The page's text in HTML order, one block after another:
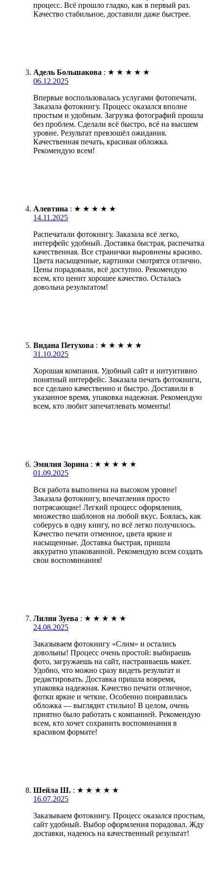
процесс. Всё прошло гладко, как в первый раз.
Качество стабильное, доставили даже быстрее.
Адель Большакова : ★ ★ ★ ★ ★
06.12.2025
Впервые воспользовалась услугами фотопечати.
Заказала фотокнигу. Процесс оказался вполне
простым и удобным. Загрузка фотографий прошла
без проблем. Сделали всё быстро, всё на высшем
уровне. Результат превзошёл ожидания.
Качественная печать, красивая обложка.
Рекомендую всем!
Алевтина : ★ ★ ★ ★ ★
14.11.2025
Распечатали фотокнигу. Заказала всё легко,
интерфейс удобный. Доставка быстрая, распечатка
качественная. Все странички выровнены красиво.
Цвета насыщенные, картинки смотрятся отлично.
Цены порадовали, всё доступно. Рекомендую
всем, кто ценит хорошее качество. Осталась
довольна результатом!
Видана Петухова : ★ ★ ★ ★ ★
31.10.2025
Хорошая компания. Удобный сайт и интуитивно
понятный интерфейс. Заказала печать фотокниги,
все сделано качественно и быстро. Доставили в
указанное время, упаковка надежная. Рекомендую
всем, кто любит запечатлевать моменты!
Эмилия Зорина : ★ ★ ★ ★ ★
01.09.2025
Вся работа выполнена на высоком уровне!
Заказала фотокнигу, впечатления просто
потрясающие! Легкий процесс оформления,
множество шаблонов на любой вкус. Боялась, как
соберусь в одну книгу, но всё легко получилось.
Качество печати отменное, цвета яркие и
насыщенные. Доставка быстрая, пришла
аккуратно упакованной. Рекомендую всем создать
свои воспоминания!
Лилия Зуева : ★ ★ ★ ★ ★
24.08.2025
Заказываем фотокнигу «Слим» и остались
довольны! Процесс очень простой: выбираешь
фото, загружаешь на сайт, настраиваешь макет.
Удобно, что можно сразу видеть результат и
редактировать. Доставка пришла вовремя,
упаковка надежная. Качество печати отличное,
фотки яркие и четкие. Особенно понравилась
обложка — выглядит стильно! В целом, очень
приятно было работать с компанией. Рекомендую
всем, кто хочет сохранить воспоминания в
красивом формате!
Шейла Ш. : ★ ★ ★ ★ ★
16.07.2025
Заказываем фотокнигу. Процесс оказался простым,
сайт удобный. Выбор оформления порадовал. Жду
доставки, надеюсь на качественный результат!